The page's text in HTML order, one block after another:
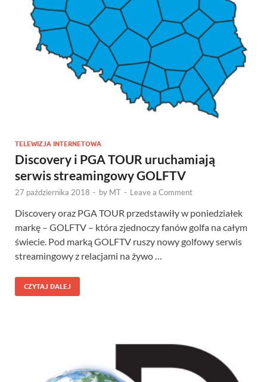
TELEWIZJA INTERNETOWA
Discovery i PGA TOUR uruchamiają
serwis streamingowy GOLFTV
27 października 2018 - by MT - Leave a Comment
Discovery oraz PGA TOUR przedstawiły w poniedziałek
markę – GOLFTV – która zjednoczy fanów golfa na całym
świecie. Pod marką GOLFTV ruszy nowy golfowy serwis
streamingowy z relacjami na żywo …
CZYTAJ DALEJ